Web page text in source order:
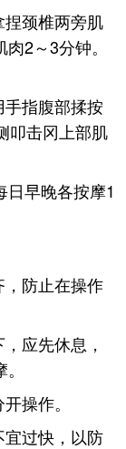
颈椎两旁肌
2～3分钟。
指腹部揉按
叩击冈上部肌
日早晚各按摩1
防止在操作
应先休息，
操作。
过快，以防